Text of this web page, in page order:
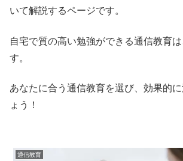
いて解説するページです。
自宅で質の高い勉強ができる通信教育
す。
あなたに合う通信教育を選び、効果的
ょう！
通信教育